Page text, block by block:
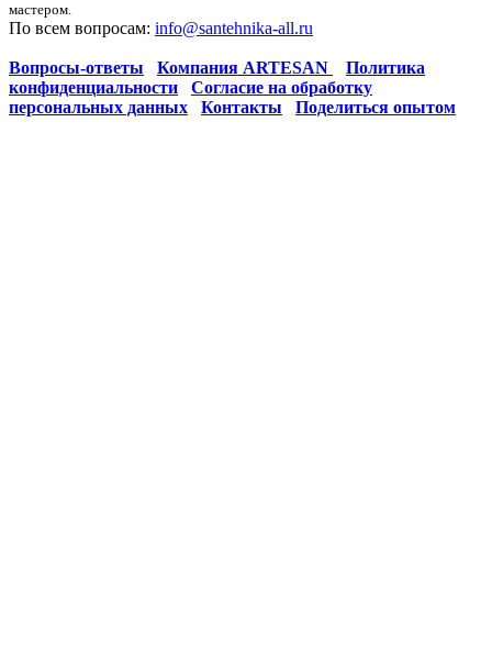
мастером.
По всем вопросам: info@santehnika-all.ru
Вопросы-ответы Компания ARTESAN
Политика
конфиденциальности
Согласие на обработку
персональных данных
Контакты Поделиться опытом